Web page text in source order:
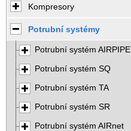
Kompresory
Potrubní systémy
Potrubní systém AIRPIPE
Potrubní systém SQ
Potrubní systém TA
Potrubní systém SR
Potrubní systém AIRnet